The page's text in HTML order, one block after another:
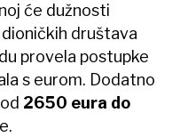
će dužnosti
društava
provela postupke
s eurom. Dodatno
2650 eura do